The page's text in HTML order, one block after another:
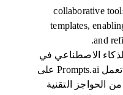
collaborative
templates,
and
الاصطناعي في
سير العمل الحالي أمرًا شاقًا. تعمل Prompts.ai على
الحواجز التقنية